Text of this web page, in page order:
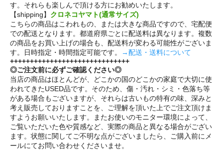
す。それらも楽しんで頂ける方にお勧めいたします。
【shipping】 クロネコヤマト(通常サイズ)
こちらの商品はこわれもの、または大きな商品ですので、宅配便
での配送となります。都道府県ごとに配送料は異なります。複数
の商品をお買い上げの場合も、配送料が変わる可能性がございま
す。日時指定・時間指定可能です。
→配送・送料について
++++++++++++++++++++++++++++++
◎ご注文前に必ずご確認ください◎
当店の商品はほとんどが、どこかの国のどこかの家庭で大切に使
われてきたUSED品です。そのため、傷・汚れ・シミ・色落ち等
がある場合もございますが、それらは古いもの特有の味、深みと
考え販売しておりますことを、ご理解を頂いた上でご注文頂けま
すようお願いいたします。またお使いのモニター環境によって、
ご覧いただいた色や質感など、実際の商品と異なる場合がござい
ます。状態に関してご不明な点がございましたら、ご購入前にメ
ールにてお問い合わせくださいませ。